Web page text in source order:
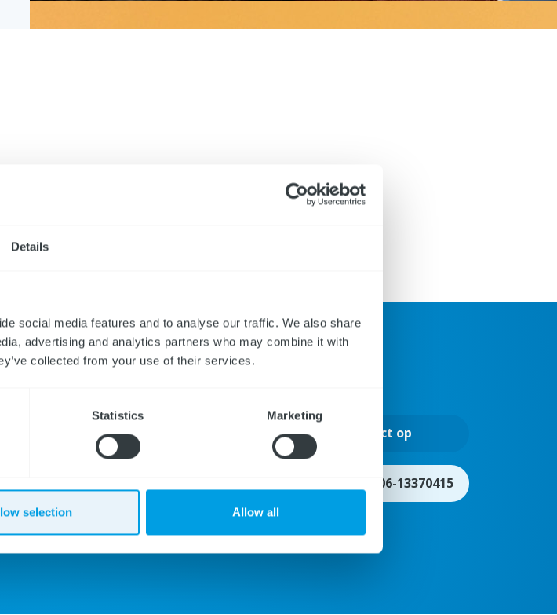
Details
social media features and to analyse our traffic. We also share
advertising and analytics partners who may combine it with
collected from your use of their services.
Statistics Marketing
selection Allow all
link:
Informatie aanvragen Neem contact op
Even sparren? Bel 06-13370415